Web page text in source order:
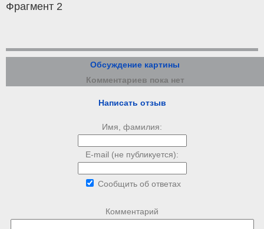
Фрагмент 2
Обсуждение картины
Комментариев пока нет
Написать отзыв
Имя, фамилия:
E-mail (не публикуется):
Сообщить об ответах
Комментарий